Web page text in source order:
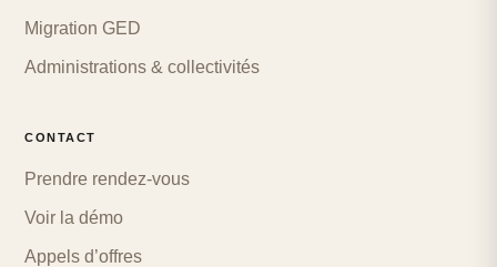
Migration GED
Administrations & collectivités
CONTACT
Prendre rendez-vous
Voir la démo
Appels d’offres